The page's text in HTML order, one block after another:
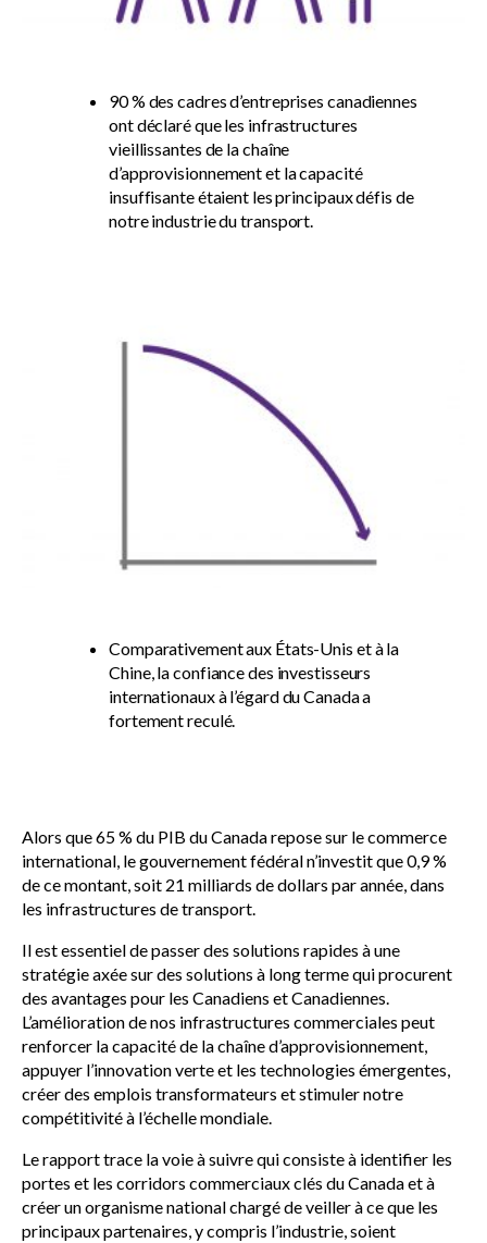
90 % des cadres d’entreprises canadiennes
ont déclaré que les infrastructures
vieillissantes de la chaîne
d’approvisionnement et la capacité
insuffisante étaient les principaux défis de
notre industrie du transport.
Comparativement aux États-Unis et à la
Chine, la confiance des investisseurs
internationaux à l’égard du Canada a
fortement reculé.
Alors que 65 % du PIB du Canada repose sur le commerce
international, le gouvernement fédéral n’investit que 0,9 %
de ce montant, soit 21 milliards de dollars par année, dans
les infrastructures de transport.
Il est essentiel de passer des solutions rapides à une
stratégie axée sur des solutions à long terme qui procurent
des avantages pour les Canadiens et Canadiennes.
L’amélioration de nos infrastructures commerciales peut
renforcer la capacité de la chaîne d’approvisionnement,
appuyer l’innovation verte et les technologies émergentes,
créer des emplois transformateurs et stimuler notre
compétitivité à l’échelle mondiale.
Le rapport trace la voie à suivre qui consiste à identifier les
portes et les corridors commerciaux clés du Canada et à
créer un organisme national chargé de veiller à ce que les
principaux partenaires, y compris l’industrie, soient